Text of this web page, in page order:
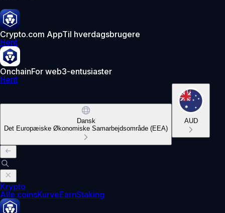
Crypto.com AppTil hverdagsbrugere
Hent
OnchainFor web3-entusiaster
Hent
Dansk
Det Europæiske Økonomiske Samarbejdsområde (EEA)
AUD
Krypto
Alle coinsKurveEarnStaking